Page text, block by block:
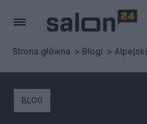
Strona główna Blogi Alpejski
BLOG